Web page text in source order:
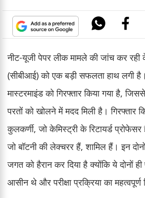
नीट-यूजी पेपर लीक मामले की जांच कर रही
(सीबीआई) को एक बड़ी सफलता हाथ लगी
मास्टरमाइंड को गिरफ्तार किया गया है,
परतों को खोलने में मदद मिली है। गिरफ्तार
कुलकर्णी, जो केमिस्ट्री के रिटायर्ड
जो बॉटनी की लेक्चरर हैं, शामिल हैं। इन दोनों
जगत को हैरान कर दिया है क्योंकि ये दोनों ही
आसीन थे और परीक्षा प्रक्रिया का महत्वपूर्ण